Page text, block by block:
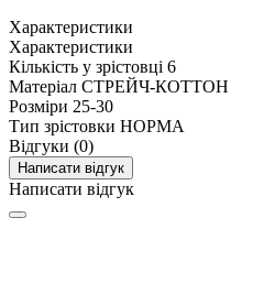
Характеристики
Характеристики
Кількість у зрістовці 6
Матеріал СТРЕЙЧ-КОТТОН
Розміри 25-30
Тип зрістовки НОРМА
Відгуки (0)
Написати відгук
Написати відгук